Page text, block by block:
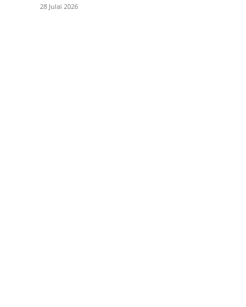
28 Julai 2026